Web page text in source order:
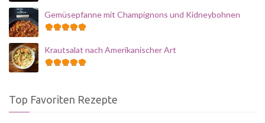
Gemüsepfanne mit Champignons und Kidneybohnen
Krautsalat nach Amerikanischer Art
Top Favoriten Rezepte